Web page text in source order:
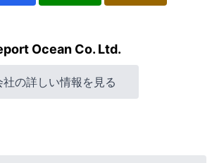
Ocean Co. Ltd.
社の詳しい情報を見る